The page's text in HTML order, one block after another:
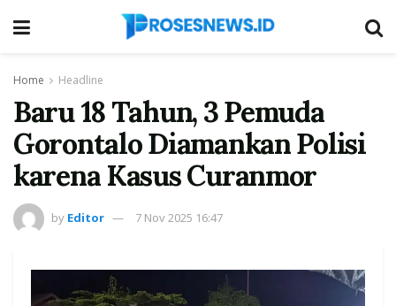
Home Headline
Baru 18 Tahun, 3 Pemuda
Gorontalo Diamankan Polisi
karena Kasus Curanmor
by Editor 7 Nov 2025 16:47